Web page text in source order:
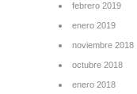
febrero 2019
enero 2019
noviembre 2018
octubre 2018
enero 2018